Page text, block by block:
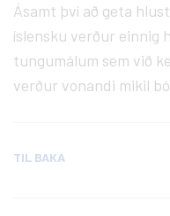
Ásamt því að geta
íslensku verður einnig
tungumálum sem við
verður vonandi mikil
TIL BAKA